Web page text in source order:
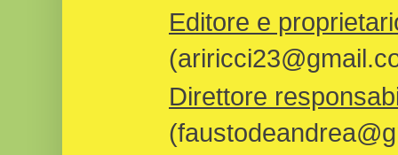
Editore e
Direttore